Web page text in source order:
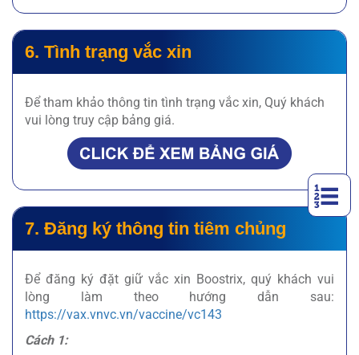
6. Tình trạng vắc xin
Để tham khảo thông tin tình trạng vắc xin, Quý khách
vui lòng truy cập bảng giá.
7. Đăng ký thông tin tiêm chủng
Để đăng ký đặt giữ vắc xin Boostrix, quý khách vui
lòng làm theo hướng dẫn sau:
https://vax.vnvc.vn/vaccine/vc143
Cách 1: